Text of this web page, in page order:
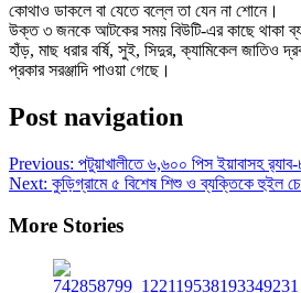
কোথাও ডাকলে বা যেতে বল্লে তা যেন না শোনে।
উক্ত ৩ জনকে আটকের সময় বিউটি-এর কাছে থাকা
হাঁড়, মাছ ধরার বর্ষি, সুই, সিদুর, ক্যামিকেল জাতিও
প্রকার সরঞ্জাদি পাওয়া গেছে।
Post navigation
Previous: পটুয়াখালীতে ৬,৬০০ পিস ইয়াবাসহ
Next: কুড়িগ্রামে ৫ বিশেষ শিশু ও ব্যক্তিকে হুইল
More Stories